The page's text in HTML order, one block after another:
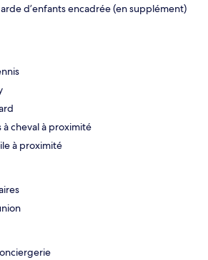
d’enfants encadrée (en supplément)
à cheval à proximité
à proximité